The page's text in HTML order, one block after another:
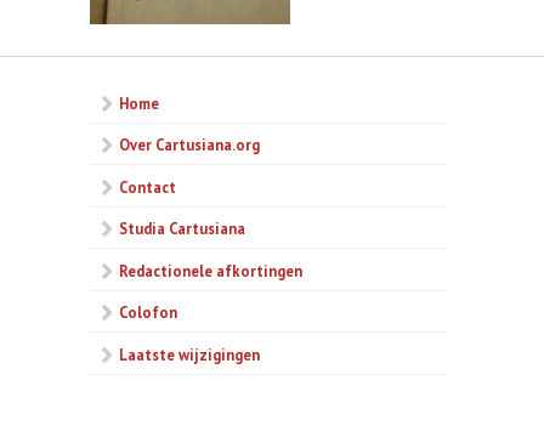
Home
Over Cartusiana.org
Contact
Studia Cartusiana
Redactionele afkortingen
Colofon
Laatste wijzigingen